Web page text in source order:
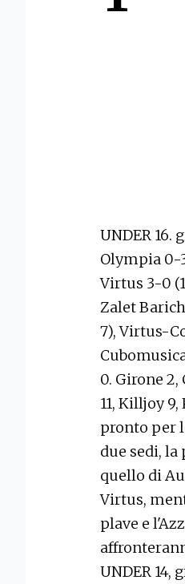
UNDER 16.
Olympia 0-
Virtus 3-0
Zalet Barich
7), Virtus-
0. Girone
11, Killjoy
pronto per
due sedi,
quello di
Virtus,
plave e
UNDER 14,